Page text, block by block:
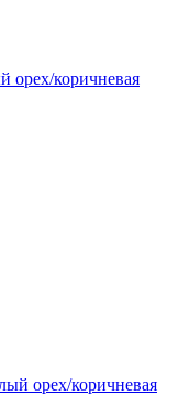
орех/коричневая
орех/коричневая